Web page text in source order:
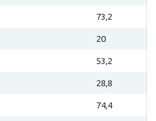
73,2
20
53,2
28,8
74,4